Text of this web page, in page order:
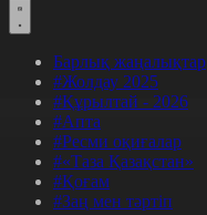
Барлық жаңалықтар
#Жолдау 2025
#Құрылтай - 2026
#Апта
#Ресми оқиғалар
#«Таза Қазақстан»
#Қоғам
#Заң мен тәртіп